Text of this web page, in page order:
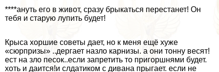
****ануть его в живот, сразу брыкаться перестанет! Он
тебя и старую лупить будет!
Крыса хоршие советы дает, но к меня ещё хуже
«сюрпризы» ..дергает назло карнизы. а они тонну весят!
ест на зло песок..если запретить то пригоршнями будет.
хоть и даится!и слдатиком с дивана прыгает. если не